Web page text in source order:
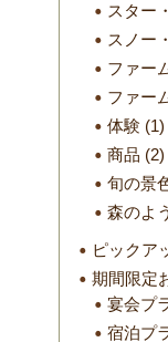
スター
スノー
ファー
ファー
体験 (1)
商品 (2)
旬の景
森のよ
ピックア
期間限定
宴会プ
宿泊プ